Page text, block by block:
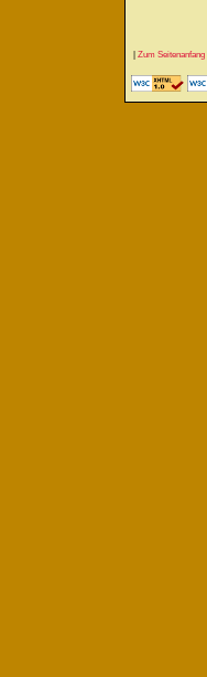
Zum Seitenanfang